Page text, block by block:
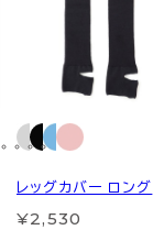
レッグカバー ロング
¥2,530